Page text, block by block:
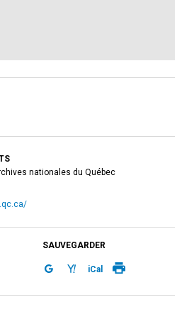
nationales du Québec
SAUVEGARDER
iCal